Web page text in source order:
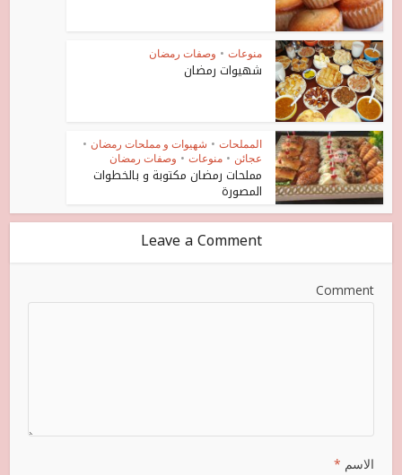
منوعات • وصفات رمضان
شهيوات رمضان
المملحات • شهيوات و مملحات رمضان •
عجائن • منوعات • وصفات رمضان
مملحات رمضان مكتوبة و بالخطوات
المصورة
Leave a Comment
Comment
الاسم *